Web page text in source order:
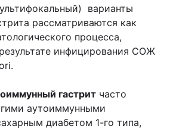
варианты
рассматриваются как
процесса,
инфицирования СОЖ
гастрит часто
аутоиммунными
диабетом 1-го типа,